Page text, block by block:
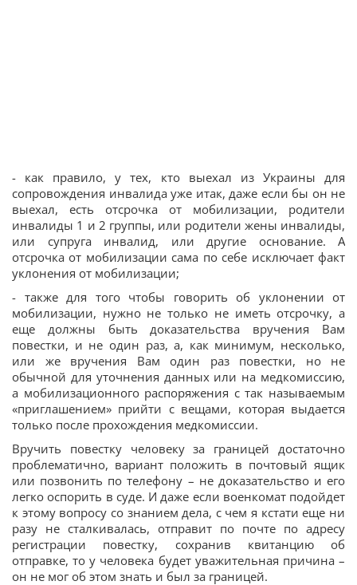
- как правило, у тех, кто выехал из Украины для
сопровождения инвалида уже итак, даже если бы он не
выехал, есть отсрочка от мобилизации, родители
инвалиды 1 и 2 группы, или родители жены инвалиды,
или супруга инвалид, или другие основание. А
отсрочка от мобилизации сама по себе исключает факт
уклонения от мобилизации;
- также для того чтобы говорить об уклонении от
мобилизации, нужно не только не иметь отсрочку, а
еще должны быть доказательства вручения Вам
повестки, и не один раз, а, как минимум, несколько,
или же вручения Вам один раз повестки, но не
обычной для уточнения данных или на медкомиссию,
а мобилизационного распоряжения с так называемым
«приглашением» прийти с вещами, которая выдается
только после прохождения медкомиссии.
Вручить повестку человеку за границей достаточно
проблематично, вариант положить в почтовый ящик
или позвонить по телефону – не доказательство и его
легко оспорить в суде. И даже если военкомат подойдет
к этому вопросу со знанием дела, с чем я кстати еще ни
разу не сталкивалась, отправит по почте по адресу
регистрации повестку, сохранив квитанцию об
отправке, то у человека будет уважительная причина –
он не мог об этом знать и был за границей.